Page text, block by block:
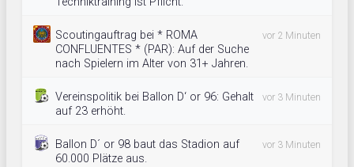
Scoutingauftrag bei * ROMA
CONFLUENTES * (PAR): Auf der Suche
nach Spielern im Alter von 31+ Jahren.
vor 2 Minuten
Vereinspolitik bei Ballon D‘ or 96: Gehalt
auf 23 erhöht.
vor 3 Minuten
Ballon D´ or 98 baut das Stadion auf
60.000 Plätze aus.
vor 3 Minuten